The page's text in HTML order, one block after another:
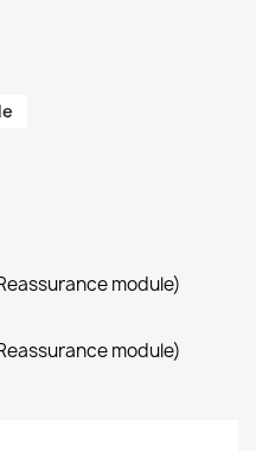
module)
module)